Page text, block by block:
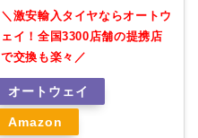
＼激安輸入タイヤならオートウ
ェイ！全国3300店舗の提携店
で交換も楽々／
オートウェイ
Amazon